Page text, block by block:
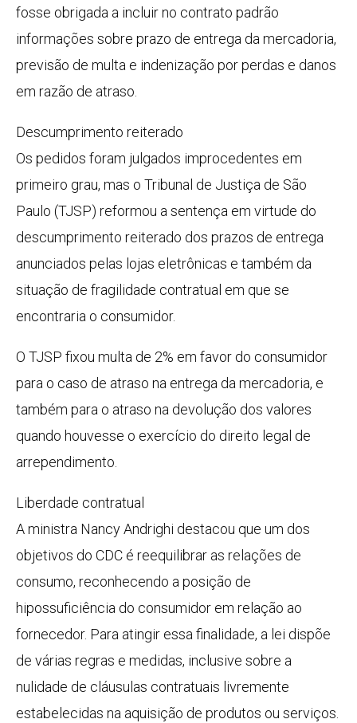
fosse obrigada a incluir no contrato padrão
informações sobre prazo de entrega da mercadoria,
previsão de multa e indenização por perdas e danos
em razão de atraso.
Descumprimento reiterado
Os pedidos foram julgados improcedentes em
primeiro grau, mas o Tribunal de Justiça de São
Paulo (TJSP) reformou a sentença em virtude do
descumprimento reiterado dos prazos de entrega
anunciados pelas lojas eletrônicas e também da
situação de fragilidade contratual em que se
encontraria o consumidor.
O TJSP fixou multa de 2% em favor do consumidor
para o caso de atraso na entrega da mercadoria, e
também para o atraso na devolução dos valores
quando houvesse o exercício do direito legal de
arrependimento.
Liberdade contratual
A ministra Nancy Andrighi destacou que um dos
objetivos do CDC é reequilibrar as relações de
consumo, reconhecendo a posição de
hipossuficiência do consumidor em relação ao
fornecedor. Para atingir essa finalidade, a lei dispõe
de várias regras e medidas, inclusive sobre a
nulidade de cláusulas contratuais livremente
estabelecidas na aquisição de produtos ou serviços.